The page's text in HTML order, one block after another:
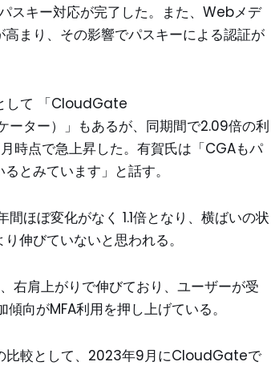
スキー対応が完了した。また、Webメデ
まり、その影響でパスキーによる認証が
して 「CloudGate
ター）」もあるが、同期間で2.09倍の利
時点で急上昇した。有賀氏は「CGAもパ
とみています」と話す。
ほぼ変化がなく 1.1倍となり、横ばいの状
伸びていないと思われる。
右肩上がりで伸びており、ユーザーが受
向がMFA利用を押し上げている。
比較として、2023年9月にCloudGateで